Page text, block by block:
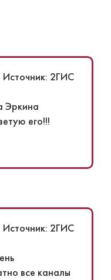
Источник: 2ГИС
Эркина
его!!!
Источник: 2ГИС
все каналы